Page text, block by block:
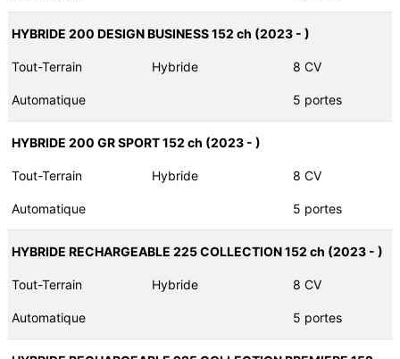
HYBRIDE 200 DESIGN BUSINESS 152 ch (2023 - )
Tout-Terrain Hybride 8 CV
Automatique 5 portes
HYBRIDE 200 GR SPORT 152 ch (2023 - )
Tout-Terrain Hybride 8 CV
Automatique 5 portes
HYBRIDE RECHARGEABLE 225 COLLECTION 152 ch (2023 - )
Tout-Terrain Hybride 8 CV
Automatique 5 portes